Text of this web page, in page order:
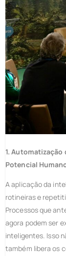
1. Automatização
Potencial
A aplicação da
rotineiras e
Processos que
agora podem ser
inteligentes. Isso
também libera os